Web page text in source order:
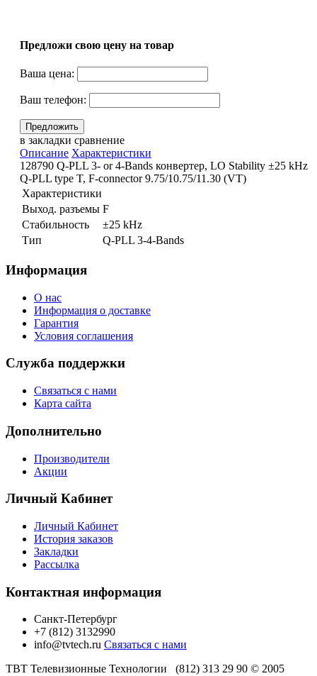
Предложи свою цену на товар
Ваша цена:
Ваш телефон:
в закладки сравнение
Описание Характеристики
128790 Q-PLL 3- or 4-Bands конвертер, LO Stability ±25 kHz
Q-PLL type T, F-connector 9.75/10.75/11.30 (VT)
Характеристики
Выход. разъемы F
Стабильность
±25 kHz
Тип
Q-PLL 3-4-Bands
Информация
О нас
Информация о доставке
Гарантия
Условия соглашения
Служба поддержки
Связаться с нами
Карта сайта
Дополнительно
Производители
Акции
Личный Кабинет
Личный Кабинет
История заказов
Закладки
Рассылка
Контактная информация
Санкт-Петербург
+7 (812) 3132990
info@tvtech.ru Связаться с нами
ТВТ Телевизионные Технологии (812) 313 29 90 © 2005